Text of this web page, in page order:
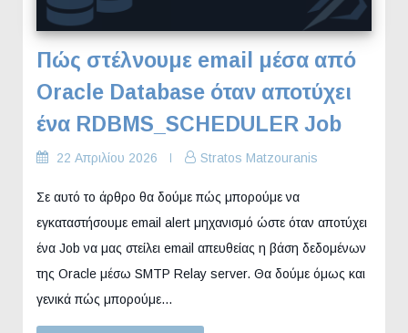
Πώς στέλνουμε email μέσα από
Oracle Database όταν αποτύχει
ένα RDBMS_SCHEDULER Job
22 Απριλίου 2026 Stratos Matzouranis
Σε αυτό το άρθρο θα δούμε πώς μπορούμε να
εγκαταστήσουμε email alert μηχανισμό ώστε όταν αποτύχει
ένα Job να μας στείλει email απευθείας η βάση δεδομένων
της Oracle μέσω SMTP Relay server. Θα δούμε όμως και
γενικά πώς μπορούμε…